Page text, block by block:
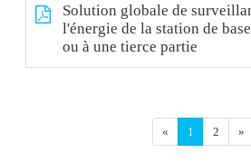
Solution globale de
l'énergie de la station de
ou à une tierce partie
« 1 2 »